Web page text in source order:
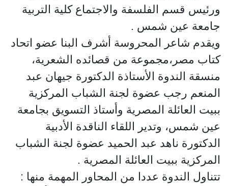
ورئيس قسم الفلسفة والاجتماع كلية التربية
جامعة عين شمس .
ويقدم شاعر المحروسة أشرف البنا عضو اتحاد
كتاب مصر،مجموعة من قصائده الشعرية،
منسقة الندوة الأستاذة الدكتورة جيهان عبد
المنعم رجب عضوة لجنة الشباب المركزية
ببيت العائلة المصرية وأستاذ التسويق بجامعة
عين شمس، وتدير اللقاء الناقدة الأدبية
الدكتورة ناهد عبد الحميد عضوة لجنة الشباب
المركزية ببيت العائلة المصرية .
تتناول الندوة عددا من المحاور المهمة منها :